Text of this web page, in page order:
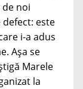
noi
este
i-a adus
Așa se
Marele
la